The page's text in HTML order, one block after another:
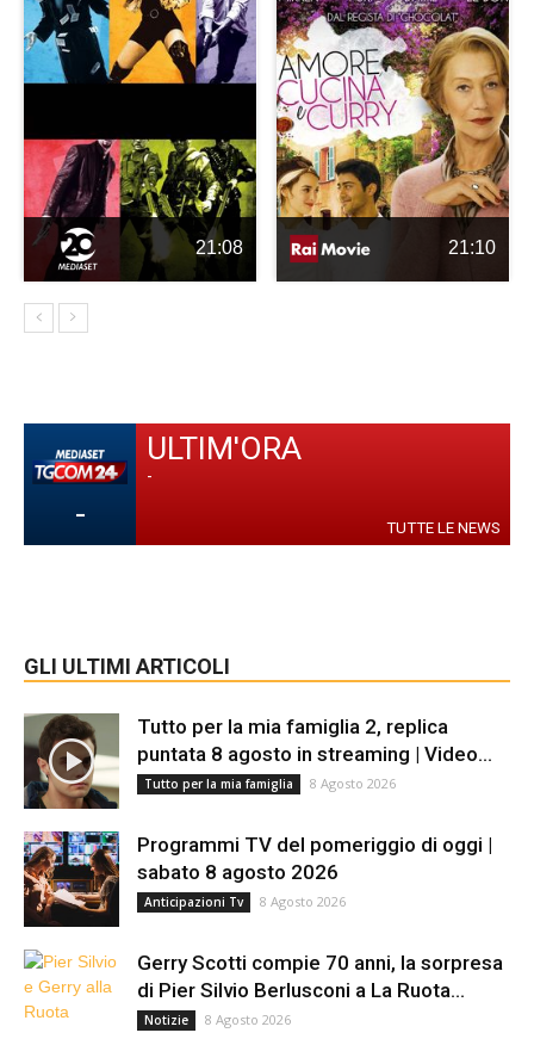
21:08 21:10
-
ULTIM'ORA
-
TUTTE LE NEWS
GLI ULTIMI ARTICOLI
Tutto per la mia famiglia 2, replica
puntata 8 agosto in streaming | Video...
Tutto per la mia famiglia 8 Agosto 2026
Programmi TV del pomeriggio di oggi |
sabato 8 agosto 2026
Anticipazioni Tv 8 Agosto 2026
Gerry Scotti compie 70 anni, la sorpresa
di Pier Silvio Berlusconi a La Ruota...
Notizie 8 Agosto 2026